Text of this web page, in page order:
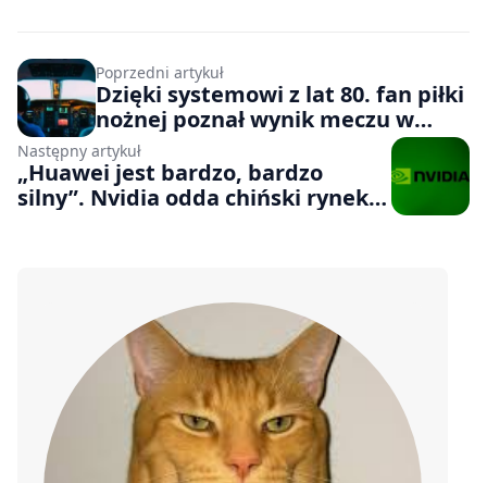
Poprzedni artykuł
Dzięki systemowi z lat 80. fan piłki
nożnej poznał wynik meczu w
trakcie lotu bez Wi-Fi
Następny artykuł
„Huawei jest bardzo, bardzo
silny”. Nvidia odda chiński rynek